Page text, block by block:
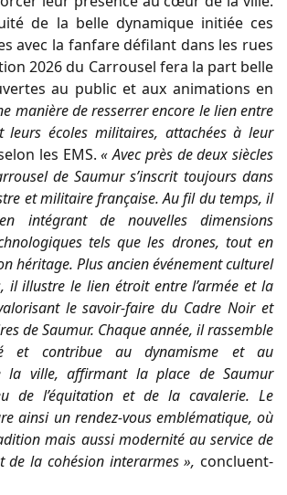
de la belle dynamique initiée ces
avec la fanfare défilant dans les rues
2026 du Carrousel fera la part belle
au public et aux animations en
manière de resserrer encore le lien entre
leurs écoles militaires, attachées à leur
les EMS.« Avec près de deux siècles
de Saumur s’inscrit toujours dans
et militaire française. Au fil du temps, il
intégrant de nouvelles dimensions
tels que les drones, tout en
héritage. Plus ancien événement culturel
il illustre le lien étroit entre l’armée et la
le savoir-faire du Cadre Noir et
de Saumur. Chaque année, il rassemble
et contribue au dynamisme et au
la ville, affirmant la place de Saumur
de l’équitation et de la cavalerie. Le
ainsi un rendez-vous emblématique, où
mais aussi modernité au service de
de la cohésion interarmes », concluent-